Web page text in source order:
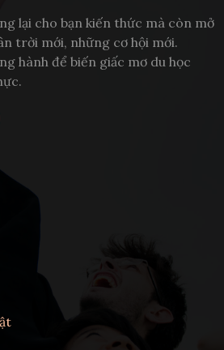
lại cho bạn kiến thức mà còn mở
trời mới, những cơ hội mới.
hành để biến giấc mơ du học